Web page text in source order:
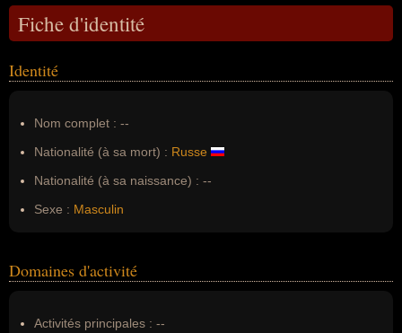
Fiche d'identité
Identité
Nom complet : --
Nationalité (à sa mort) : Russe
Nationalité (à sa naissance) : --
Sexe : Masculin
Domaines d'activité
Activités principales : --